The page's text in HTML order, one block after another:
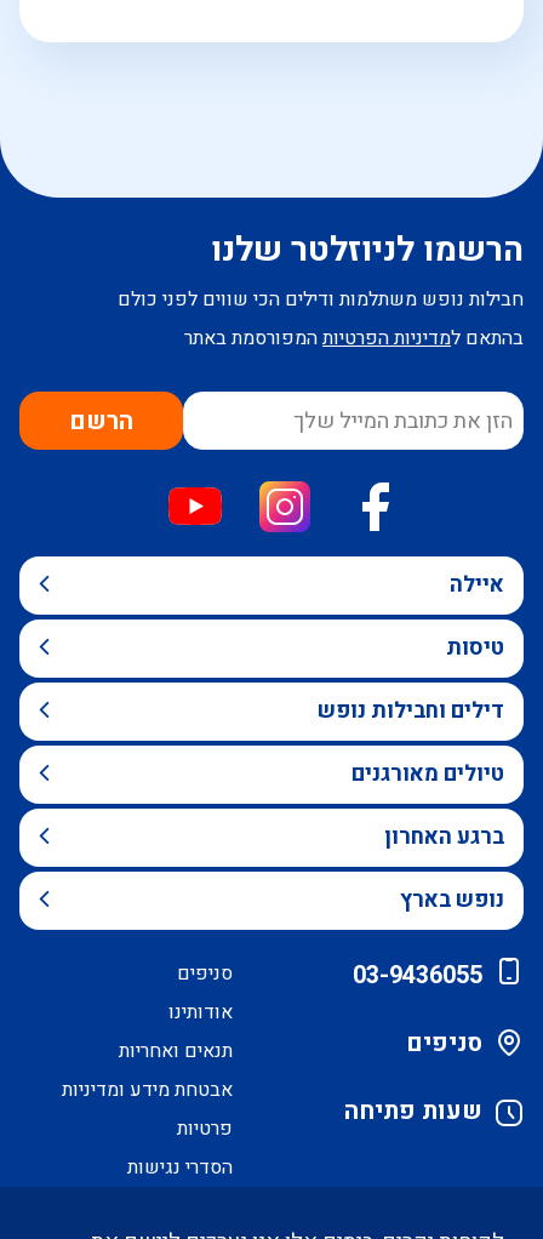
הרשמו לניוזלטר שלנו
חבילות נופש משתלמות ודילים הכי שווים לפני כולם
בהתאם למדיניות הפרטיותהמפורסמת באתר
הרשם
איילה
טיסות
דילים וחבילות נופש
טיולים מאורגנים
ברגע האחרון
נופש בארץ
03-9436055
סניפים
שעות פתיחה
סניפים
אודותינו
תנאים ואחריות
אבטחת מידע ומדיניות
פרטיות
הסדרי נגישות